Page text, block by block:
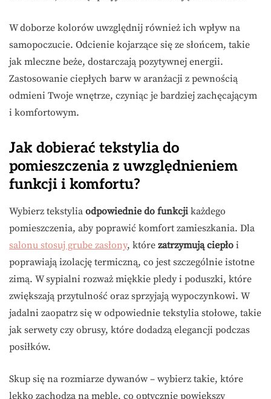
W doborze kolorów uwzględnij również ich wpływ na
samopoczucie. Odcienie kojarzące się ze słońcem, takie
jak mleczne beże, dostarczają pozytywnej energii.
Zastosowanie ciepłych barw w aranżacji z pewnością
odmieni Twoje wnętrze, czyniąc je bardziej zachęcającym
i komfortowym.
Jak dobierać tekstylia do
pomieszczenia z uwzględnieniem
funkcji i komfortu?
Wybierz tekstylia odpowiednie do funkcji każdego
pomieszczenia, aby poprawić komfort zamieszkania. Dla
salonu stosuj grube zasłony, które zatrzymują ciepło i
poprawiają izolację termiczną, co jest szczególnie istotne
zimą. W sypialni rozważ miękkie pledy i poduszki, które
zwiększają przytulność oraz sprzyjają wypoczynkowi. W
jadalni zaopatrz się w odpowiednie tekstylia stołowe, takie
jak serwety czy obrusy, które dodadzą elegancji podczas
posiłków.
Skup się na rozmiarze dywanów – wybierz takie, które
lekko zachodzą na meble, co optycznie powiększy